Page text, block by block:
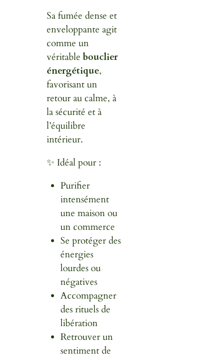
Sa fumée dense et
enveloppante agit
comme un
véritable bouclier
énergétique,
favorisant un
retour au calme, à
la sécurité et à
l’équilibre
intérieur.
✨ Idéal pour :
Purifier
intensément
une maison ou
un commerce
Se protéger des
énergies
lourdes ou
négatives
Accompagner
des rituels de
libération
Retrouver un
sentiment de